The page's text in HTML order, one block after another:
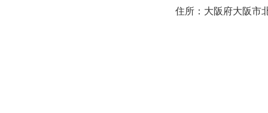
住所：大阪府大阪市